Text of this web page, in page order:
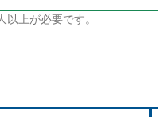
上が必要です。